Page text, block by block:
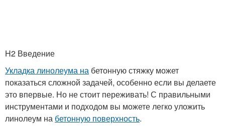
H2 Введение
Укладка линолеума на бетонную стяжку может
показаться сложной задачей, особенно если вы делаете
это впервые. Но не стоит переживать! С правильными
инструментами и подходом вы можете легко уложить
линолеум на бетонную поверхность.